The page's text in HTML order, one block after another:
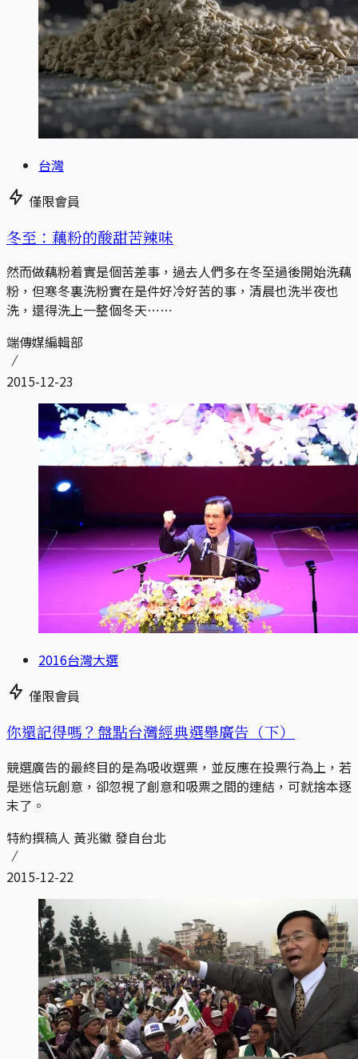
台灣
僅限會員
冬至：藕粉的酸甜苦辣味
然而做藕粉着實是個苦差事，過去人們多在冬至過後開始洗藕
粉，但寒冬裏洗粉實在是件好冷好苦的事，清晨也洗半夜也
洗，還得洗上一整個冬天⋯⋯
端傳媒編輯部
2015-12-23
2016台灣大選
僅限會員
你還記得嗎？盤點台灣經典選舉廣告（下）
競選廣告的最終目的是為吸收選票，並反應在投票行為上，若
是迷信玩創意，卻忽視了創意和吸票之間的連結，可就捨本逐
末了。
特約撰稿人 黃兆徽 發自台北
2015-12-22